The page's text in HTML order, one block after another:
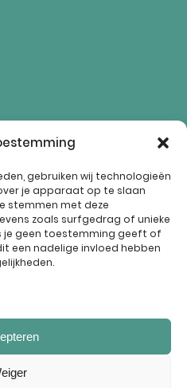
gebruiken wij technologieën
je apparaat op te slaan
stemmen met deze
zoals surfgedrag of unieke
je geen toestemming geeft of
een nadelige invloed hebben